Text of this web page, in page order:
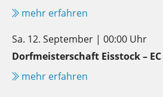
mehr erfahren
Sa. 12. September | 00:00 Uhr
Dorfmeisterschaft Eisstock – EC
mehr erfahren